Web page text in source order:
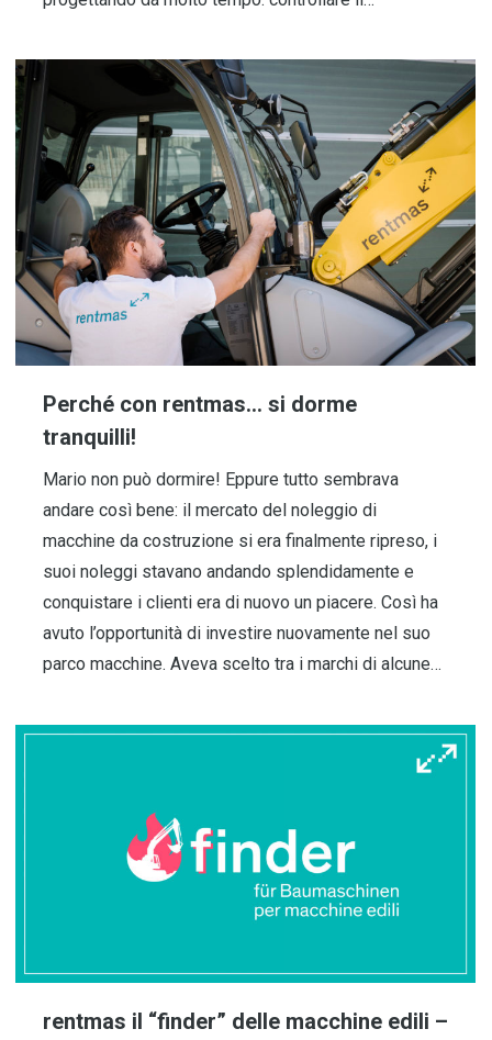
Perché con rentmas… si dorme
tranquilli!
Mario non può dormire! Eppure tutto sembrava
andare così bene: il mercato del noleggio di
macchine da costruzione si era finalmente ripreso, i
suoi noleggi stavano andando splendidamente e
conquistare i clienti era di nuovo un piacere. Così ha
avuto l’opportunità di investire nuovamente nel suo
parco macchine. Aveva scelto tra i marchi di alcune…
rentmas il “finder” delle macchine edili –